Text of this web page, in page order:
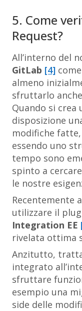
5. Come
Request?
All’interno del
GitLab [4]
almeno
sfruttarlo
Quando si crea
disposizione
modifiche fatte,
essendo uno
tempo sono
spinto a
le nostre
Recentemente
utilizzare il
Integration EE
rivelata ottima
Anzitutto,
integrato
sfruttare
esempio una
side delle